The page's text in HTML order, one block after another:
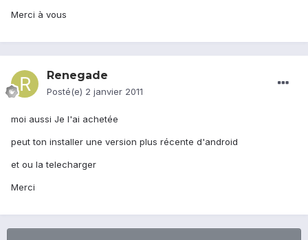
Merci à vous
Renegade
Posté(e) 2 janvier 2011
moi aussi Je l'ai achetée
peut ton installer une version plus récente d'android
et ou la telecharger
Merci